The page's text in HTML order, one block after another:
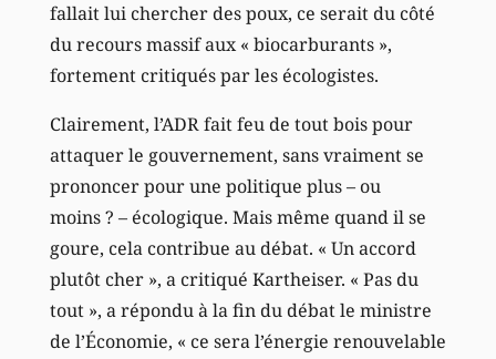
fallait lui chercher des poux, ce serait du côté
du recours massif aux « biocarburants »,
fortement critiqués par les écologistes.
Clairement, l’ADR fait feu de tout bois pour
attaquer le gouvernement, sans vraiment se
prononcer pour une politique plus – ou
moins ? – écologique. Mais même quand il se
goure, cela contribue au débat. « Un accord
plutôt cher », a critiqué Kartheiser. « Pas du
tout », a répondu à la fin du débat le ministre
de l’Économie, « ce sera l’énergie renouvelable